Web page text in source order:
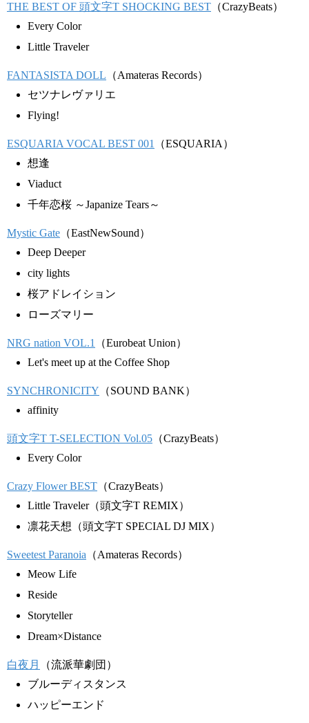
THE BEST OF 頭文字T SHOCKING BEST （CrazyBeats）
Every Color
Little Traveler
FANTASISTA DOLL （Amateras Records）
セツナレヴァリエ
Flying!
ESQUARIA VOCAL BEST 001
（ESQUARIA）
想逢
Viaduct
千年恋桜 ～Japanize Tears～
Mystic Gate （EastNewSound）
Deep Deeper
city lights
桜アドレイション
ローズマリー
NRG nation VOL.1
（Eurobeat Union）
Let's meet up at the Coffee Shop
SYNCHRONICITY （SOUND BANK）
affinity
頭文字T T-SELECTION Vol.05 （CrazyBeats）
Every Color
Crazy Flower BEST （CrazyBeats）
Little Traveler（頭文字T REMIX）
凛花天想（頭文字T SPECIAL DJ MIX）
Sweetest Paranoia （Amateras Records）
Meow Life
Reside
Storyteller
Dream×Distance
白夜月
（流派華劇団）
ブルーディスタンス
ハッピーエンド